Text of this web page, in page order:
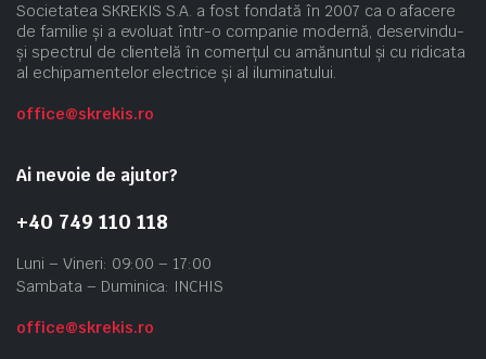
Societatea SKREKIS S.A. a fost fondată în 2007 ca o afacere
de familie și a evoluat într-o companie modernă, deservindu-
și spectrul de clientelă în comerțul cu amănuntul și cu ridicata
al echipamentelor electrice și al iluminatului.
office@skrekis.ro
Ai nevoie de ajutor?
+40 749 110 118
Luni – Vineri: 09:00 – 17:00
Sambata – Duminica: INCHIS
office@skrekis.ro